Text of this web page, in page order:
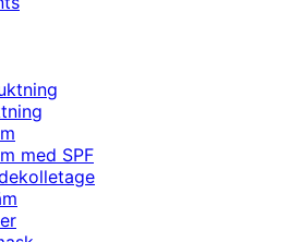
med SPF